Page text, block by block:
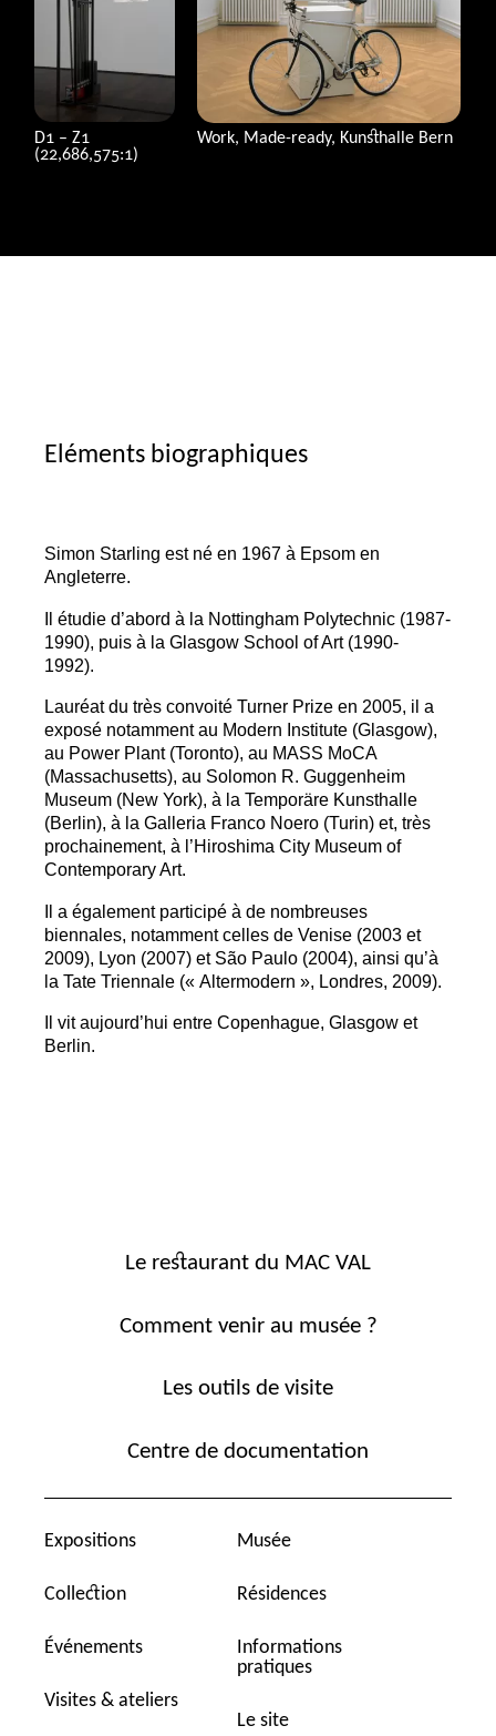
D1 – Z1
(22,686,575:1)
Work, Made-ready, Kunsthalle Bern
Eléments biographiques
Simon Starling est né en 1967 à Epsom en
Angleterre.
Il étudie d’abord à la Nottingham Polytechnic (1987-
1990), puis à la Glasgow School of Art (1990-
1992).
Lauréat du très convoité Turner Prize en 2005, il a
exposé notamment au Modern Institute (Glasgow),
au Power Plant (Toronto), au MASS MoCA
(Massachusetts), au Solomon R. Guggenheim
Museum (New York), à la Temporäre Kunsthalle
(Berlin), à la Galleria Franco Noero (Turin) et, très
prochainement, à l’Hiroshima City Museum of
Contemporary Art.
Il a également participé à de nombreuses
biennales, notamment celles de Venise (2003 et
2009), Lyon (2007) et São Paulo (2004), ainsi qu’à
la Tate Triennale (« Altermodern », Londres, 2009).
Il vit aujourd’hui entre Copenhague, Glasgow et
Berlin.
Le restaurant du MAC VAL
Comment venir au musée ?
Les outils de visite
Centre de documentation
Expositions
Collection
Événements
Visites & ateliers
Musée
Résidences
Informations
pratiques
Le site